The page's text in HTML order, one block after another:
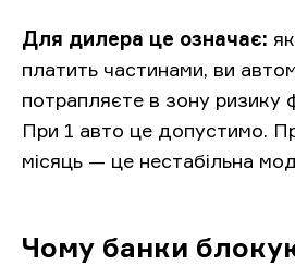
Для дилера це означає:
платить частинами, ви
потрапляєте в зону ризику
При 1 авто це допустимо.
місяць — це нестабільна
Чому банки